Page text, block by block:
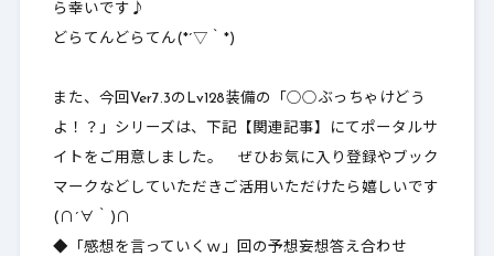
ら幸いです♪
どらてんどらてん(*´▽｀*)
また、今回Ver7.3のLv128装備の「○○ぶっちゃけどう
よ！？」シリーズは、下記【関連記事】にてポータルサ
イトをご用意しました。 ぜひお気に入り登録やブック
マークなどしていただきご活用いただけたら嬉しいです
(∩´∀｀)∩
◆「感想を言っていくｗ」回の予想妄想答え合わせ